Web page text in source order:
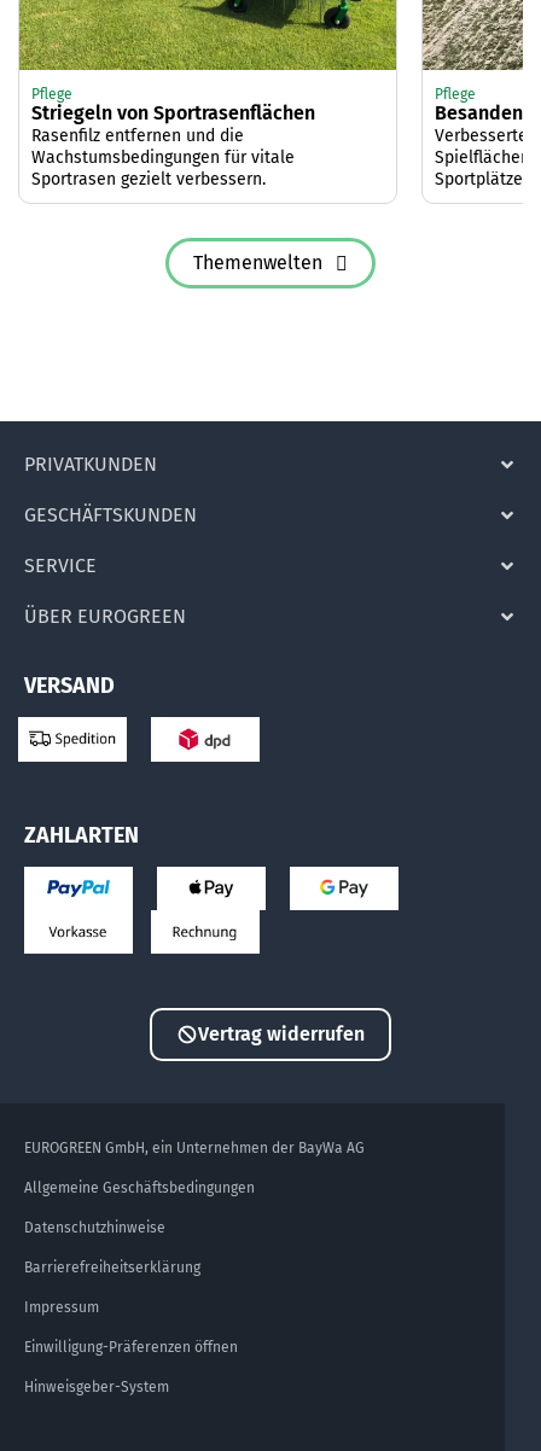
Pflege
Striegeln von Sportrasenflächen
Rasenfilz entfernen und die
Wachstumsbedingungen für vitale
Sportrasen gezielt verbessern.
Pflege
Besanden
Verbesserte
Spielflächen
Sportplätze.
Themenwelten
PRIVATKUNDEN
GESCHÄFTSKUNDEN
SERVICE
ÜBER EUROGREEN
VERSAND
ZAHLARTEN
Vertrag widerrufen
EUROGREEN GmbH, ein Unternehmen der BayWa AG
Allgemeine Geschäftsbedingungen
Datenschutzhinweise
Barrierefreiheitserklärung
Impressum
Einwilligung-Präferenzen öffnen
Hinweisgeber-System